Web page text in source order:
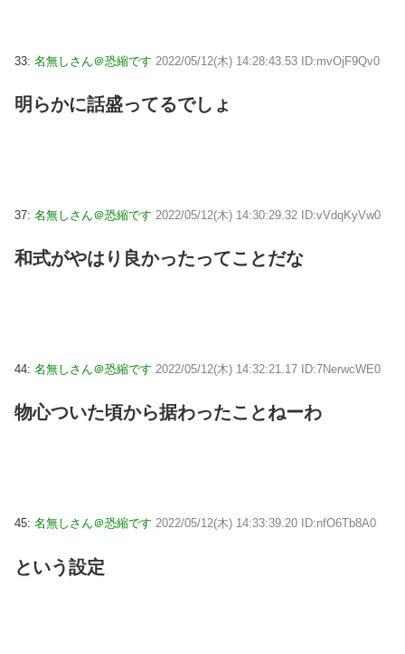
33: 名無しさん＠恐縮です 2022/05/12(木) 14:28:43.53 ID:mvOjF9Qv0
明らかに話盛ってるでしょ
37: 名無しさん＠恐縮です 2022/05/12(木) 14:30:29.32 ID:vVdqKyVw0
和式がやはり良かったってことだな
44: 名無しさん＠恐縮です 2022/05/12(木) 14:32:21.17 ID:7NerwcWE0
物心ついた頃から据わったことねーわ
45: 名無しさん＠恐縮です 2022/05/12(木) 14:33:39.20 ID:nfO6Tb8A0
という設定